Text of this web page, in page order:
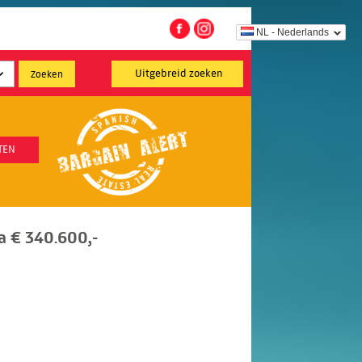
NL - Nederlands
Uitgebreid zoeken
€ 340.600,-